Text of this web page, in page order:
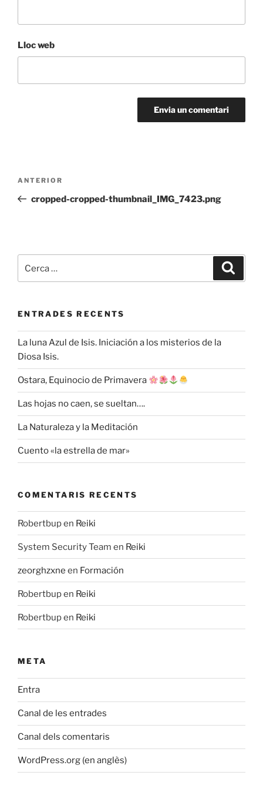
Lloc web
Entrada
anterior
ANTERIOR
cropped-cropped-thumbnail_IMG_7423.png
ENTRADES RECENTS
La luna Azul de Isis. Iniciación a los misterios de la
Diosa Isis.
Ostara, Equinocio de Primavera
Las hojas no caen, se sueltan….
La Naturaleza y la Meditación
Cuento «la estrella de mar»
COMENTARIS RECENTS
Robertbupen Reiki
System Security Team en Reiki
zeorghzxne en Formación
Robertbupen Reiki
Robertbupen Reiki
META
Entra
Canal de les entrades
Canal dels comentaris
WordPress.org (en anglès)